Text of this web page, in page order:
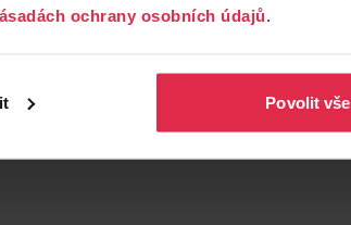
ochrany osobních údajů.
Povolit vše